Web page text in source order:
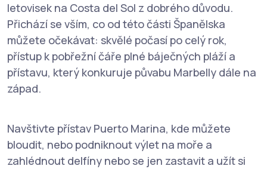
letovisek na Costa del Sol z dobrého důvodu.
Přichází se vším, co od této části Španělska
můžete očekávat: skvělé počasí po celý rok,
přístup k pobřežní čáře plné báječných pláží a
přístavu, který konkuruje půvabu Marbelly dále na
západ.
Navštivte přístav Puerto Marina, kde můžete
bloudit, nebo podniknout výlet na moře a
zahlédnout delfíny nebo se jen zastavit a užít si